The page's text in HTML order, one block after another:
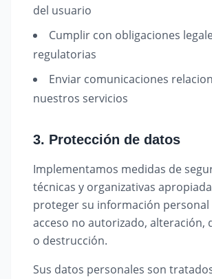
del usuario
Cumplir con obligaciones
regulatorias
Enviar comunicaciones
nuestros servicios
3. Protección de datos
Implementamos medidas de
técnicas y organizativas
proteger su información personal
acceso no autorizado, alteración,
o destrucción.
Sus datos personales son